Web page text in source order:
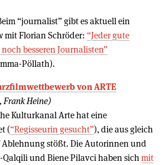
“journalist” gibt es aktuell ein
mit Florian Schröder: “Jeder gute
besseren Journalisten”
Pöllath).
von ARTE
Heine)
Kulturkanal Arte hat eine
(“Regisseurin gesucht”), die aus gleich
stößt. Die Autorinnen und
Qalqili und Biene Pilavci haben sich mit